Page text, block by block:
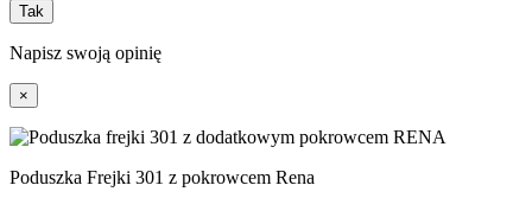
Tak
Napisz swoją opinię
×
Poduszka Frejki 301 z pokrowcem Rena